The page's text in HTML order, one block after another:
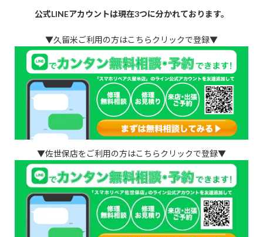
公式LINEアカウントは現在3つに分かれております。
▼久留米ご利用の方はこちらクリックで登録▼
▼佐世保店をご利用の方はこちらクリックで登録▼